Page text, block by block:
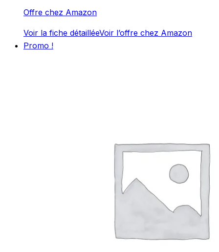
initial
était :
actuel
est :
Offre chez Amazon
Voir la fiche détailléeVoir l’offre chez Amazon
Promo !